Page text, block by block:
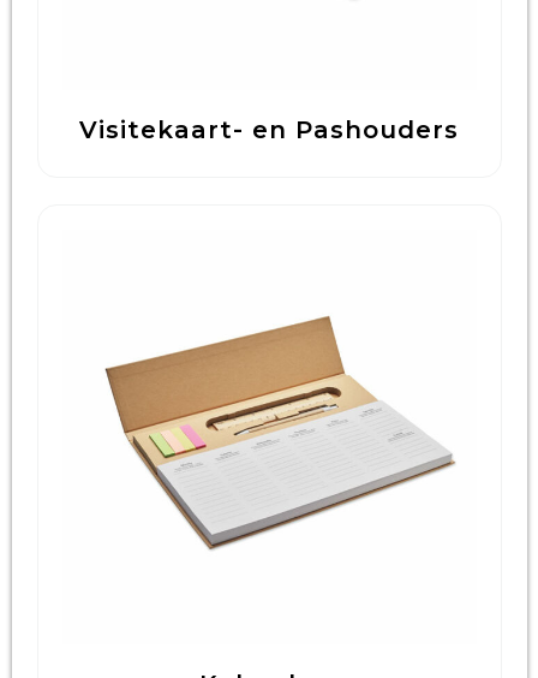
Visitekaart- en Pashouders